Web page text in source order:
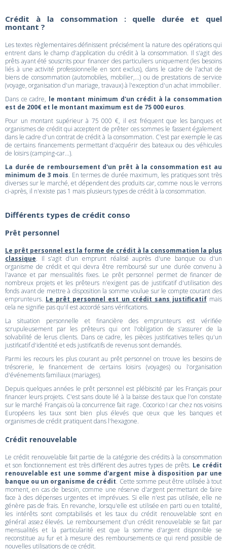
Crédit à la consommation : quelle durée et quel
montant ?
Les textes règlementaires définissent précisément la nature des opérations qui
entrent dans le champ d'application du crédit à la consommation. Il s'agit des
prêts ayant été souscrits pour financer des particuliers uniquement (les besoins
liés à une activité professionnelle en sont exclus), dans le cadre de l'achat de
biens de consommation (automobiles, mobilier,...) ou de prestations de service
(voyage, organisation d'un mariage, travaux) à l'exception d'un achat immobilier.
Dans ce cadre, le montant minimum d'un crédit à la consommation
est de 200€ et le montant maximum est de 75 000 euros.
Pour un montant supérieur à 75 000 €, il est fréquent que les banques et
organismes de crédit qui acceptent de prêter ces sommes le fassent également
dans le cadre d'un contrat de crédit à la consommation. C'est par exemple le cas
de certains financements permettant d'acquérir des bateaux ou des véhicules
de loisirs (camping-car...).
La durée de remboursement d'un prêt à la consommation est au
minimum de 3 mois. En termes de durée maximum, les pratiques sont très
diverses sur le marché, et dépendent des produits car, comme nous le verrons
ci-après, il n'existe pas 1 mais plusieurs types de crédit à la consommation.
Différents types de crédit conso
Prêt personnel
Le prêt personnel est la forme de crédit à la consommation la plus
classique. Il s'agit d'un emprunt réalisé auprès d'une banque ou d'un
organisme de crédit et qui devra être remboursé sur une durée convenu à
l'avance et par mensualités fixes. Le prêt personnel permet de financer de
nombreux projets et les prêteurs n'exigent pas de justificatif d'utilisation des
fonds avant de mettre à disposition la somme voulue sur le compte courant des
emprunteurs. Le prêt personnel est un crédit sans justificatifmais
cela ne signifie pas qu'il est accordé sans vérifications.
La situation personnelle et financière des emprunteurs est vérifiée
scrupuleusement par les prêteurs qui ont l'obligation de s'assurer de la
solvabilité de lerus clients. Dans ce cadre, les pièces justificatives telles qu'un
justificatif d'identité et eds justificatifs de revenus sont demandés.
Parmi les recours les plus courant au prêt personnel on trouve les besoins de
trésorerie, le financement de certains loisirs (voyages) ou l'organisation
d'événements familiaux (mariages).
Depuis quelques années le prêt personnel est plébiscité par les Français pour
financer leurs projets. C'est sans doute lié à la baisse des taux que l'on constate
sur le marché Français où la concurrence fait rage. Cocorico ! car chez nos voisins
Européens les taux sont bien plus élevés que ceux que les banques et
organismes de crédit pratiquent dans l'hexagone.
Crédit renouvelable
Le crédit renouvelable fait partie de la catégorie des crédits à la consommation
et son fonctionnement est très différent des autres types de prêts. Le crédit
renouvelable est une somme d'argent mise à disposition par une
banque ou un organisme de crédit. Cette somme peut être utilisée à tout
moment, en cas de besoin, comme une réserve d'argent permettant de faire
face à des dépenses urgentes et imprévues. Si elle n'est pas utilisée, elle ne
génère pas de frais. En revanche, lorsqu'elle est utilisée en parti ou en totalité,
les intérêts sont comptabilisés et les taux du crédit renouvelable sont en
général assez élevés. Le remboursement d'un crédit renouvelable se fait par
mensualités et la particularité est que la somme d'argent disponible se
reconstitue au fur et à mesure des remboursements ce qui rend possible de
nouvelles utilisations de ce crédit.